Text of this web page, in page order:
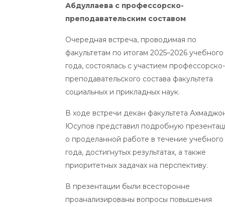
Абдуллаева с профессорско-
преподавательским составом
Очередная встреча, проводимая по
факультетам по итогам 2025–2026 учебного
года, состоялась с участием профессорско-
преподавательского состава факультета
социальных и прикладных наук.
В ходе встречи декан факультета
Юсупов представил подробную
о проделанной работе в течение учебного
года, достигнутых результатах, а также
приоритетных задачах на перспективу.
В презентации были всесторонне
проанализированы вопросы повышения